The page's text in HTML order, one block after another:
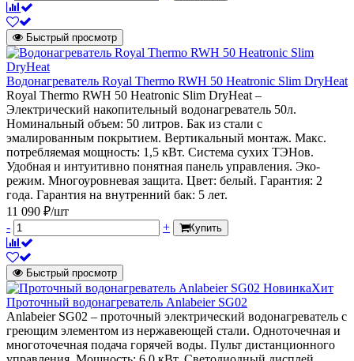
Быстрый просмотр
Водонагреватель Royal Thermo RWH 50 Heatronic Slim DryHeat
Royal Thermo RWH 50 Heatronic Slim DryHeat –
Электрический накопительный водонагреватель 50л.
Номинальный объем: 50 литров. Бак из стали с
эмалированным покрытием. Вертикальный монтаж. Макс.
потребляемая мощность: 1,5 кВт. Система сухих ТЭНов.
Удобная и интуитивно понятная панель управления. Эко-
режим. Многоуровневая защита. Цвет: белый. Гарантия: 2
года. Гарантия на внутренний бак: 5 лет.
11 090 ₽/шт
-
+ Купить
Быстрый просмотр
НовинкаХит
Проточный водонагреватель Anlabeier SG02
Anlabeier SG02 – проточный электрический водонагреватель с
греющим элементом из нержавеющей стали. Одноточечная и
многоточечная подача горячей воды. Пульт дистанционного